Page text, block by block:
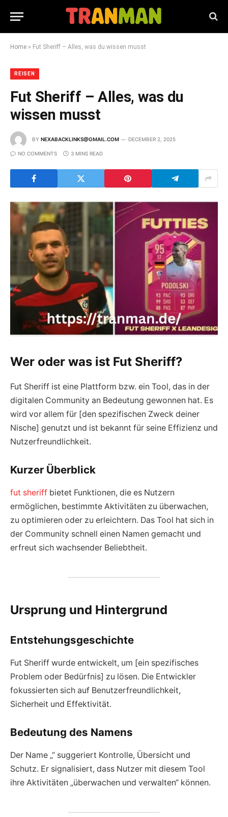
Home » Fut Sheriff – Alles, was du wissen musst
REISEN
Fut Sheriff – Alles, was du
wissen musst
BY NEXABACKLINKS@GMAIL.COM DECEMBER 2, 2025
NO COMMENTS 3 MINS READ
Wer oder was ist Fut Sheriff?
Fut Sheriff ist eine Plattform bzw. ein Tool, das in der
digitalen Community an Bedeutung gewonnen hat. Es
wird vor allem für [den spezifischen Zweck deiner
Nische] genutzt und ist bekannt für seine Effizienz und
Nutzerfreundlichkeit.
Kurzer Überblick
fut sheriff bietet Funktionen, die es Nutzern
ermöglichen, bestimmte Aktivitäten zu überwachen,
zu optimieren oder zu erleichtern. Das Tool hat sich in
der Community schnell einen Namen gemacht und
erfreut sich wachsender Beliebtheit.
Ursprung und Hintergrund
Entstehungsgeschichte
Fut Sheriff wurde entwickelt, um [ein spezifisches
Problem oder Bedürfnis] zu lösen. Die Entwickler
fokussierten sich auf Benutzerfreundlichkeit,
Sicherheit und Effektivität.
Bedeutung des Namens
Der Name „“ suggeriert Kontrolle, Übersicht und
Schutz. Er signalisiert, dass Nutzer mit diesem Tool
ihre Aktivitäten „überwachen und verwalten“ können.